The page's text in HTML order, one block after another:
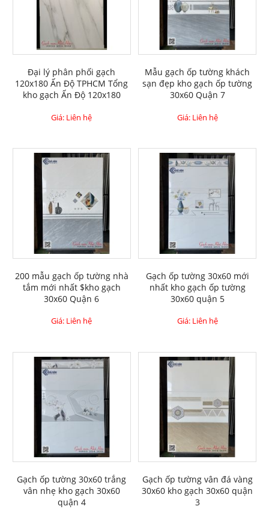
Đại lý phân phối gạch
120x180 Ấn Độ TPHCM Tổng
kho gạch Ấn Độ 120x180
Giá: Liên hệ
Mẫu gạch ốp tường khách
sạn đẹp kho gạch ốp tường
30x60 Quận 7
Giá: Liên hệ
200 mẫu gạch ốp tường nhà
tắm mới nhất $kho gạch
30x60 Quận 6
Giá: Liên hệ
Gạch ốp tường 30x60 mới
nhất kho gạch ốp tường
30x60 quận 5
Giá: Liên hệ
Gạch ốp tường 30x60 trắng
vân nhẹ kho gạch 30x60
quận 4
Gạch ốp tường vân đá vàng
30x60 kho gạch 30x60 quận
3